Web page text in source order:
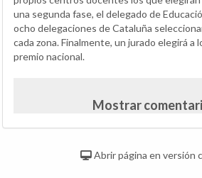
una segunda fase, el delegado de
ocho delegaciones de Cataluña
cada zona. Finalmente, un jurado elegirá a
premio nacional.
Mostrar
Abrir página en versión